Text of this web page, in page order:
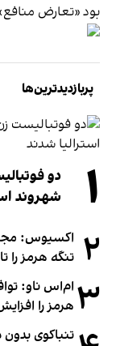
بود «تعارض
پربازدیدترین‌ها
۱
شهروند
۲ اکسیوس:
تنگه هرمز را
۳ ام‌اس ناو:
هرمز را
تنباکوی بدون